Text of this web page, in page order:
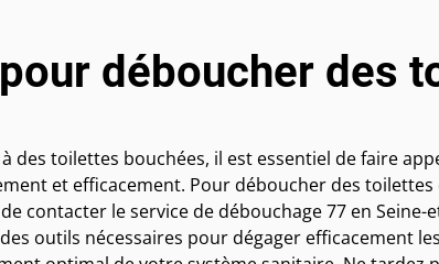
déboucher des
des toilettes bouchées, il est essentiel de faire
et efficacement. Pour déboucher des toilettes
contacter le service de débouchage 77 en
outils nécessaires pour dégager efficacement